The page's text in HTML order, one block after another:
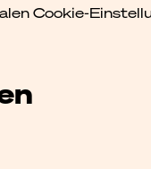
Cookie-